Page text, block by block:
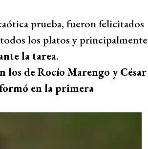
prueba, fueron felicitados
los platos y principalmente
la tarea.
los de Rocío Marengo y César
en la primera